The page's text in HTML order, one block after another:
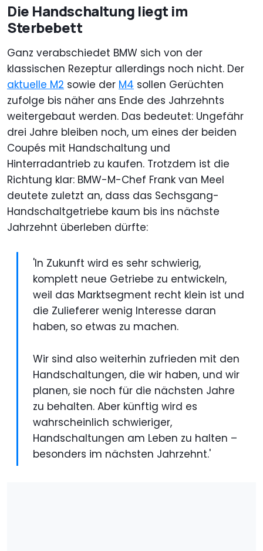
Die Handschaltung liegt im
Sterbebett
Ganz verabschiedet BMW sich von der
klassischen Rezeptur allerdings noch nicht. Der
aktuelle M2 sowie der M4 sollen Gerüchten
zufolge bis näher ans Ende des Jahrzehnts
weitergebaut werden. Das bedeutet: Ungefähr
drei Jahre bleiben noch, um eines der beiden
Coupés mit Handschaltung und
Hinterradantrieb zu kaufen. Trotzdem ist die
Richtung klar: BMW-M-Chef Frank van Meel
deutete zuletzt an, dass das Sechsgang-
Handschaltgetriebe kaum bis ins nächste
Jahrzehnt überleben dürfte:
'In Zukunft wird es sehr schwierig,
komplett neue Getriebe zu entwickeln,
weil das Marktsegment recht klein ist und
die Zulieferer wenig Interesse daran
haben, so etwas zu machen.
Wir sind also weiterhin zufrieden mit den
Handschaltungen, die wir haben, und wir
planen, sie noch für die nächsten Jahre
zu behalten. Aber künftig wird es
wahrscheinlich schwieriger,
Handschaltungen am Leben zu halten –
besonders im nächsten Jahrzehnt.'